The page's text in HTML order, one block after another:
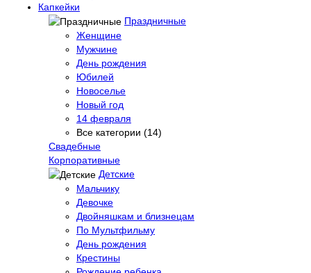
Капкейки
Праздничные
Женщине
Мужчине
День рождения
Юбилей
Новоселье
Новый год
14 февраля
Все категории (14)
Свадебные
Корпоративные
Детские
Мальчику
Девочке
Двойняшкам и близнецам
По Мультфильму
День рождения
Крестины